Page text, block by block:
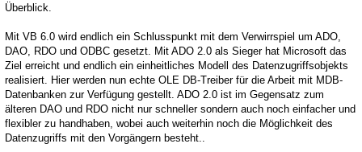
Überblick.
Mit VB 6.0 wird endlich ein Schlusspunkt mit dem Verwirrspiel um ADO,
DAO, RDO und ODBC gesetzt. Mit ADO 2.0 als Sieger hat Microsoft das
Ziel erreicht und endlich ein einheitliches Modell des Datenzugriffsobjekts
realisiert. Hier werden nun echte OLE DB-Treiber für die Arbeit mit MDB-
Datenbanken zur Verfügung gestellt. ADO 2.0 ist im Gegensatz zum
älteren DAO und RDO nicht nur schneller sondern auch noch einfacher und
flexibler zu handhaben, wobei auch weiterhin noch die Möglichkeit des
Datenzugriffs mit den Vorgängern besteht..